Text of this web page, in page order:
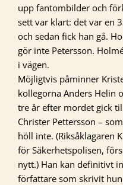
upp fantombilder och
sett var klart: det var en
och sedan fick han gå.
gör inte Petersson.
i vägen.
Möjligtvis påminner
kollegorna Anders Helin
tre år efter mordet gick
Christer Pettersson –
höll inte. (Riksåklagaren
för Säkerhetspolisen,
nytt.) Han kan definitivt
författare som skrivit